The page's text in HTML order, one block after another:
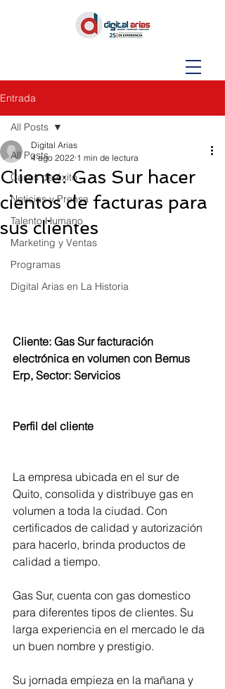
Entrada
All Posts
Casos de éxito
Noticias y Prensa
Talento Humano
Marketing y Ventas
Programas
Digital Arias en La Historia
All Posts
Cliente: Gas Sur hacer
cientos de facturas para
sus clientes
Digital Arias
4 ago 2022 1 min de lectura
Cliente: Gas Sur facturación
electrónica en volumen con Bemus
Erp, Sector: Servicios
Perfil del cliente
La empresa ubicada en el sur de
Quito, consolida y distribuye gas en
volumen a toda la ciudad. Con
certificados de calidad y autorización
para hacerlo, brinda productos de
calidad a tiempo.
Gas Sur, cuenta con gas domestico
para diferentes tipos de clientes. Su
larga experiencia en el mercado le da
un buen nombre y prestigio.
Su jornada empieza en la mañana y